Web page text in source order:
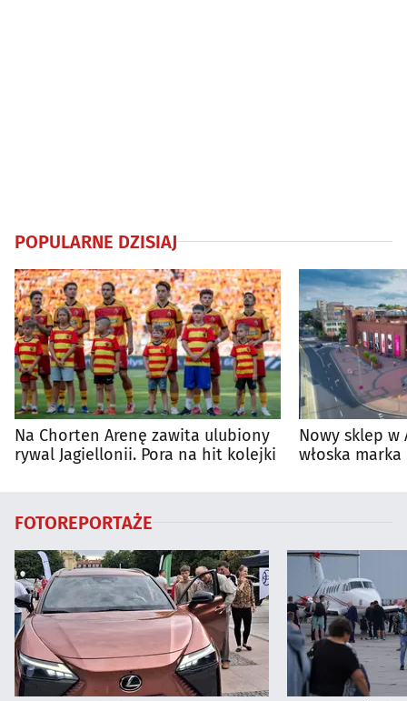
POPULARNE DZISIAJ
Na Chorten Arenę zawita ulubiony
rywal Jagiellonii. Pora na hit kolejki
Nowy sklep w
włoska
FOTOREPORTAŻE